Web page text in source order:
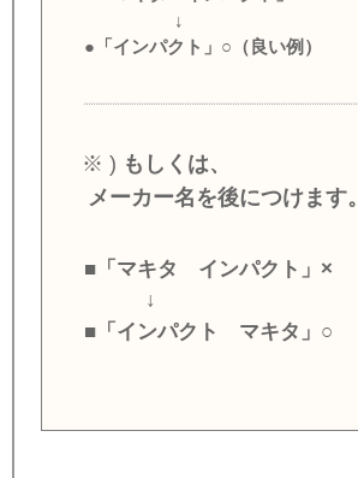
↓
●「インパクト」○（良い例）
※ ) もしくは、
メーカー名を後につけます。
■「マキタ インパクト」×
↓
■「インパクト マキタ」○